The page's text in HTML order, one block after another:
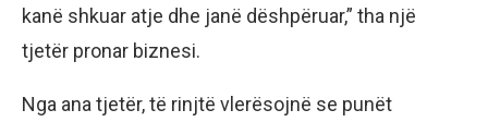
kanë shkuar atje dhe janë dëshpëruar,” tha një
tjetër pronar biznesi.
Nga ana tjetër, të rinjtë vlerësojnë se punët